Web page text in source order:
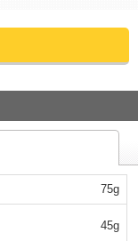
75g
45g